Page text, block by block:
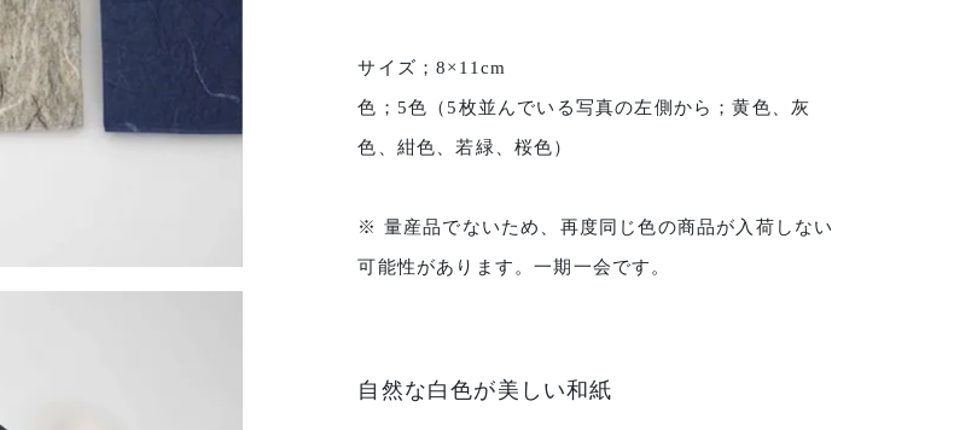
サイズ；8×11cm
色；5色（5枚並んでいる写真の左側から；黄色、灰
色、紺色、若緑、桜色）
※ 量産品でないため、再度同じ色の商品が入荷しない
可能性があります。一期一会です。
自然な白色が美しい和紙